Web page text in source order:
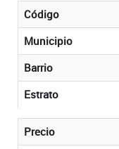
Código
Municipio
Barrio
Estrato
Precio